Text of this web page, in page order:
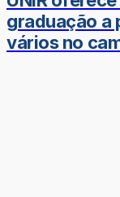
graduação a
vários no